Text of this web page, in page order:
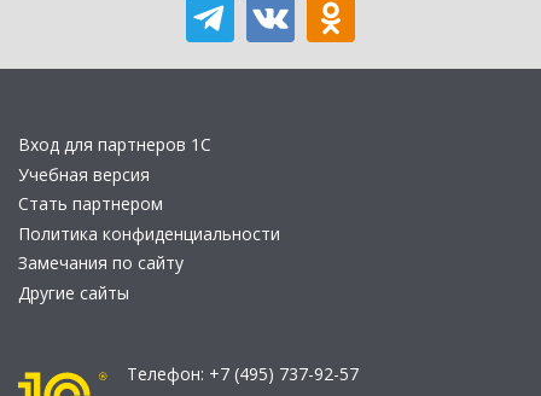
Вход для партнеров 1С
Учебная версия
Стать партнером
Политика конфиденциальности
Замечания по сайту
Другие сайты
Телефон: +7 (495) 737-92-57